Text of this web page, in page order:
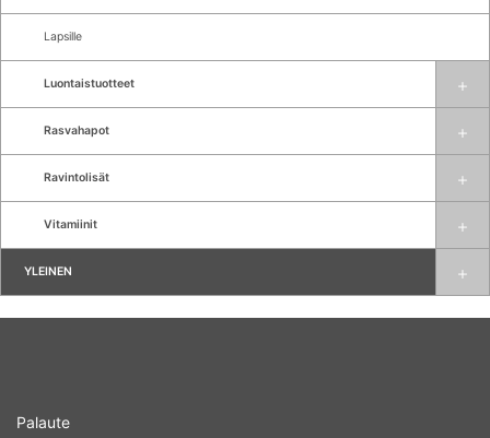
Lapsille
Luontaistuotteet
Rasvahapot
Ravintolisät
Vitamiinit
YLEINEN
Palaute